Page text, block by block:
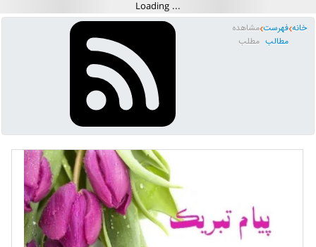
خانه فهرست
مطالب
مشاهده
مطلب